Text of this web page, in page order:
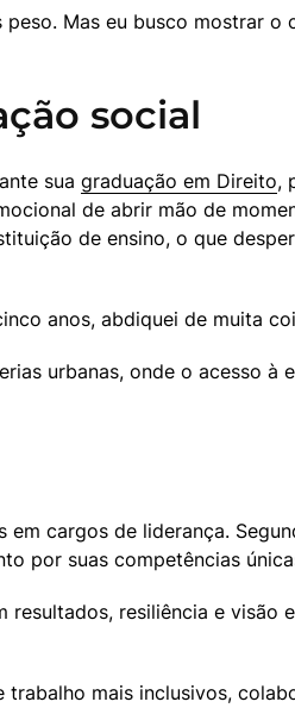
Mas eu busco mostrar
social
sua graduação em Direito,
de abrir mão de
de ensino, o que
anos, abdiquei de muita
urbanas, onde o acesso à
cargos de liderança.
por suas competências
resultados, resiliência e
mais inclusivos,